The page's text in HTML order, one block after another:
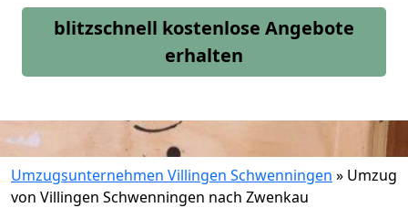
blitzschnell kostenlose Angebote
erhalten
Umzugsunternehmen Villingen Schwenningen » Umzug
von Villingen Schwenningen nach Zwenkau